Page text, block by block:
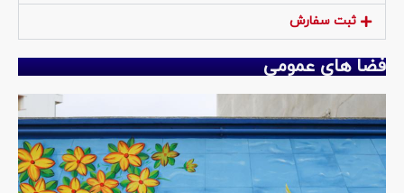
ثبت سفارش
فضا های عمومی